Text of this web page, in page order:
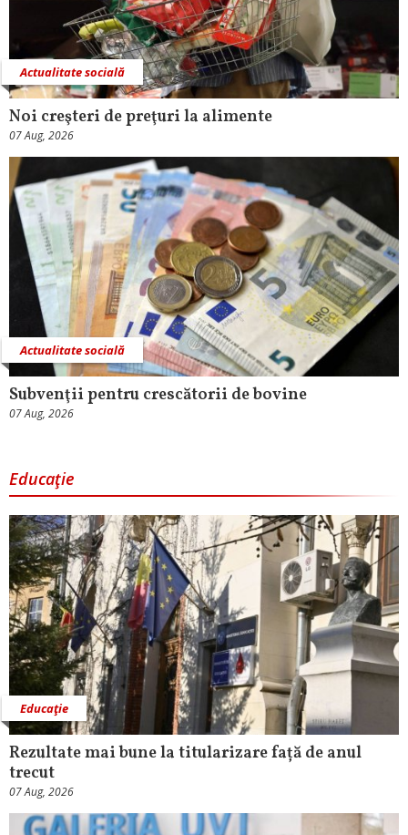
Actualitate socială
Noi creşteri de preţuri la alimente
07 Aug, 2026
Actualitate socială
Subvenţii pentru crescătorii de bovine
07 Aug, 2026
Educaţie
Educaţie
Rezultate mai bune la titularizare față de anul
trecut
07 Aug, 2026